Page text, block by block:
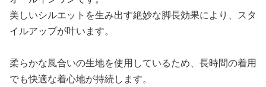
美しいシルエットを生み出す絶妙な脚長効果により、スタ
イルアップが叶います。
柔らかな風合いの生地を使用しているため、長時間の着用
でも快適な着心地が持続します。